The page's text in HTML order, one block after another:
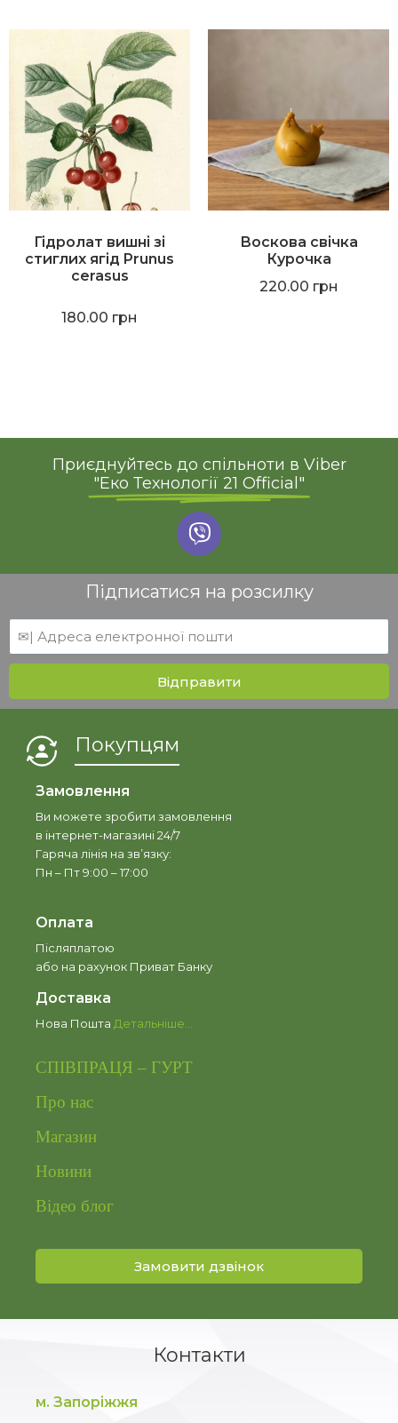
Гідролат вишні зі
стиглих ягід Prunus
cerasus
180.00 грн
Воскова свічка
Курочка
220.00 грн
Приєднуйтесь до спільноти в Viber
"Еко Технології 21 Official"
Підписатися на розсилку
Відправити
Покупцям
Замовлення
Ви можете зробити замовлення
в інтернет-магазині 24/7
Гаряча лінія на зв’язку:
Пн – Пт 9:00 – 17:00
Оплата
Післяплатою
або на рахунок Приват Банку
Доставка
Нова Пошта Детальніше…
СПІВПРАЦЯ – ГУРТ
Про нас
Магазин
Новини
Відео блог
Замовити дзвінок
Контакти
м. Запоріжжя